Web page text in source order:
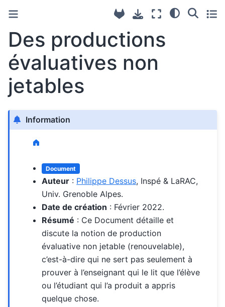
Des productions
évaluatives non
jetables
Information
Document
Auteur : Philippe Dessus, Inspé & LaRAC,
Univ. Grenoble Alpes.
Date de création : Février 2022.
Résumé : Ce Document détaille et
discute la notion de production
évaluative non jetable (renouvelable),
c’est-à-dire qui ne sert pas seulement à
prouver à l’enseignant qui le lit que l’élève
ou l’étudiant qui l’a produit a appris
quelque chose.